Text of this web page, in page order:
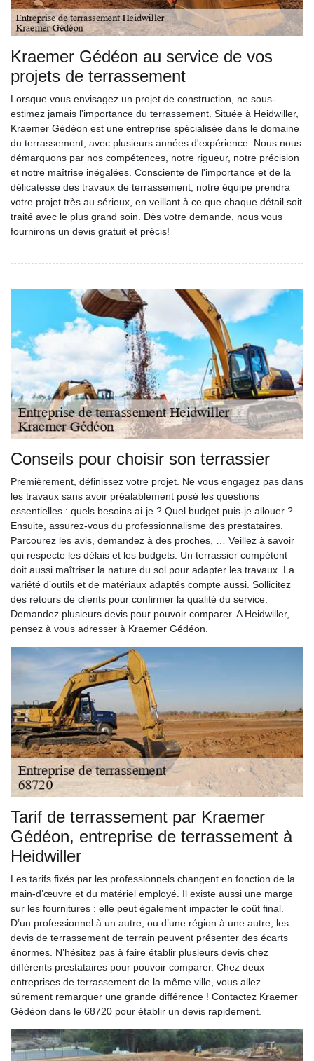
Kraemer Gédéon au service de vos
projets de terrassement
Lorsque vous envisagez un projet de construction, ne sous-
estimez jamais l'importance du terrassement. Située à Heidwiller,
Kraemer Gédéon est une entreprise spécialisée dans le domaine
du terrassement, avec plusieurs années d'expérience. Nous nous
démarquons par nos compétences, notre rigueur, notre précision
et notre maîtrise inégalées. Consciente de l'importance et de la
délicatesse des travaux de terrassement, notre équipe prendra
votre projet très au sérieux, en veillant à ce que chaque détail soit
traité avec le plus grand soin. Dès votre demande, nous vous
fournirons un devis gratuit et précis!
Conseils pour choisir son terrassier
Premièrement, définissez votre projet. Ne vous engagez pas dans
les travaux sans avoir préalablement posé les questions
essentielles : quels besoins ai-je ? Quel budget puis-je allouer ?
Ensuite, assurez-vous du professionnalisme des prestataires.
Parcourez les avis, demandez à des proches, … Veillez à savoir
qui respecte les délais et les budgets. Un terrassier compétent
doit aussi maîtriser la nature du sol pour adapter les travaux. La
variété d’outils et de matériaux adaptés compte aussi. Sollicitez
des retours de clients pour confirmer la qualité du service.
Demandez plusieurs devis pour pouvoir comparer. A Heidwiller,
pensez à vous adresser à Kraemer Gédéon.
Tarif de terrassement par Kraemer
Gédéon, entreprise de terrassement à
Heidwiller
Les tarifs fixés par les professionnels changent en fonction de la
main-d’œuvre et du matériel employé. Il existe aussi une marge
sur les fournitures : elle peut également impacter le coût final.
D’un professionnel à un autre, ou d’une région à une autre, les
devis de terrassement de terrain peuvent présenter des écarts
énormes. N’hésitez pas à faire établir plusieurs devis chez
différents prestataires pour pouvoir comparer. Chez deux
entreprises de terrassement de la même ville, vous allez
sûrement remarquer une grande différence ! Contactez Kraemer
Gédéon dans le 68720 pour établir un devis rapidement.